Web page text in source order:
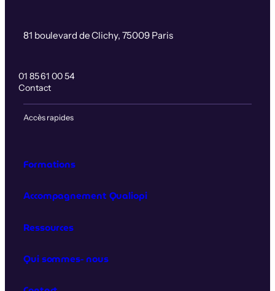
81 boulevard de Clichy, 75009 Paris
01 85 61 00 54
Contact
Accès rapides
Formations
Accompagnement Qualiopi
Ressources
Qui sommes‑nous